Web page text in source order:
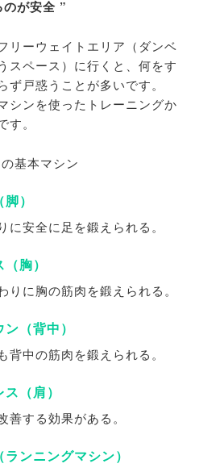
が安全 ”
リーウェイトエリア（ ダンベ
スペース）に行くと、何をす
ず戸惑うことが多いです。
シンを使ったトレーニングか
。
基本マシン
）
に安全に足を鍛えられる。
胸）
りに胸の筋肉を鍛えられる。
（背中）
背中の筋肉を鍛えられる。
（肩）
善する効果がある。
ンニングマシン）